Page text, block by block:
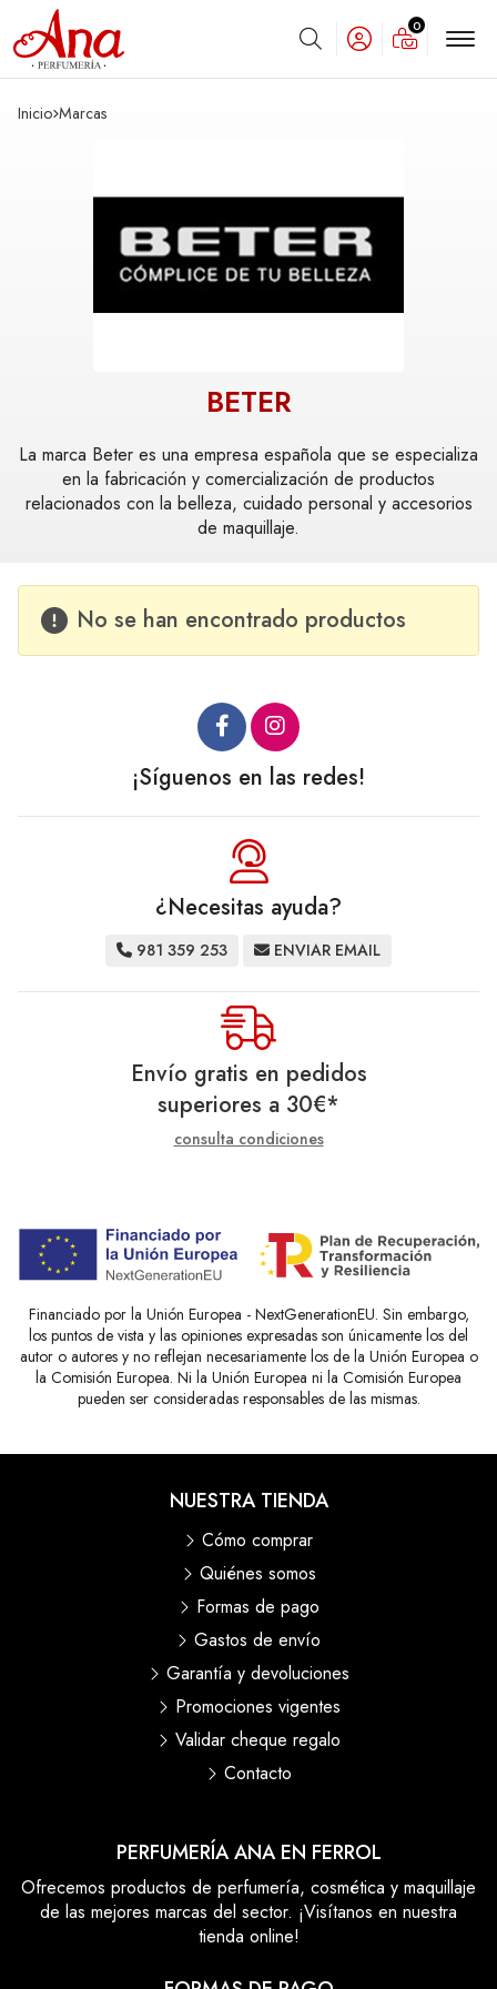
Buscar
0
Inicio marcas
BETER
La marca Beter es una empresa española que se especializa
en la fabricación y comercialización de productos
relacionados con la belleza, cuidado personal y accesorios
de maquillaje.
No se han encontrado productos
¡Síguenos en las redes!
¿Necesitas ayuda?
981 359 253 ENVIAR EMAIL
Envío gratis en pedidos
superiores a 30€*
consulta condiciones
Financiado por la Unión Europea - NextGenerationEU. Sin embargo,
los puntos de vista y las opiniones expresadas son únicamente los del
autor o autores y no reflejan necesariamente los de la Unión Europea o
la Comisión Europea. Ni la Unión Europea ni la Comisión Europea
pueden ser consideradas responsables de las mismas.
PERFUMERÍA ANA EN FERROL
Ofrecemos productos de perfumería, cosmética y maquillaje
de las mejores marcas del sector. ¡Visítanos en nuestra
tienda online!
NUESTRA TIENDA
Cómo comprar
Quiénes somos
Formas de pago
Gastos de envío
Garantía y devoluciones
Promociones vigentes
Validar cheque regalo
Contacto